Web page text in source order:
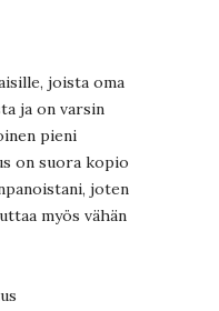
joista oma
ja on varsin
pieni
on suora kopio
joten
myös vähän